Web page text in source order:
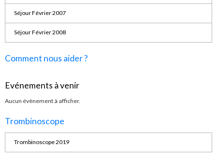
Séjour Février 2007
Séjour Février 2008
Comment nous aider ?
Evénements à venir
Aucun évènement à afficher.
Trombinoscope
Trombinoscope 2019